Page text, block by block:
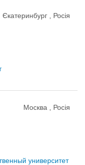
Єкатеринбург , Росія
Москва , Росія
университет